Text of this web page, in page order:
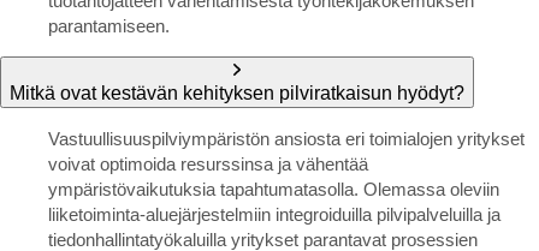
parantamiseen.
Mitkä ovat kestävän kehityksen pilviratkaisun hyödyt?
Vastuullisuuspilviympäristön ansiosta eri toimialojen yritykset
voivat optimoida resurssinsa ja vähentää
ympäristövaikutuksia tapahtumatasolla. Olemassa oleviin
liiketoiminta-aluejärjestelmiin integroiduilla pilvipalveluilla ja
tiedonhallintatyökaluilla yritykset parantavat prosessien